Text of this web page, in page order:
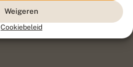
Weigeren
Cookiebeleid